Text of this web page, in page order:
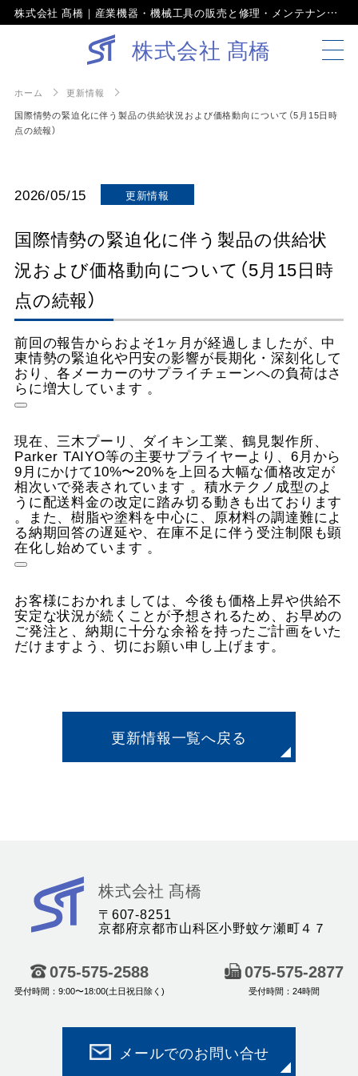
株式会社 髙橋｜産業機器・機械工具の販売と修理・メンテナンス。京都で創業100年の確かな信頼と実績
株式会社 髙橋
ホーム
更新情報
国際情勢の緊迫化に伴う製品の供給状況および価格動向について（5月15日時
点の続報）
2026/05/15 更新情報
国際情勢の緊迫化に伴う製品の供給状
況および価格動向について（5月15日時
点の続報）
前回の報告からおよそ1ヶ月が経過しましたが、中
東情勢の緊迫化や円安の影響が長期化・深刻化して
おり、各メーカーのサプライチェーンへの負荷はさ
らに増大しています 。
現在、三木プーリ、ダイキン工業、鶴見製作所、
Parker TAIYO等の主要サプライヤーより、6月から
9月にかけて10%〜20%を上回る大幅な価格改定が
相次いで発表されています 。積水テクノ成型のよ
うに配送料金の改定に踏み切る動きも出ております
。また、樹脂や塗料を中心に、原材料の調達難によ
る納期回答の遅延や、在庫不足に伴う受注制限も顕
在化し始めています 。
お客様におかれましては、今後も価格上昇や供給不
安定な状況が続くことが予想されるため、お早めの
ご発注と、納期に十分な余裕を持ったご計画をいた
だけますよう、切にお願い申し上げます。
更新情報一覧へ戻る
橋
株式会社 髙橋
〒607-8251
京都府京都市山科区小野蚊ケ瀬町４７
075-575-2588
受付時間：9:00〜18:00(土日祝日除く)
075-575-2877
受付時間：24時間
メールでのお問い合せ